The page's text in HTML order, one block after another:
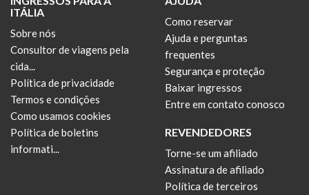
ITÁLIA
Sobre nós
Consultor de viagens pela
cida...
Política de privacidade
Termos e condições
Como usamos cookies
Política de boletins
informati...
Como reservar
Ajuda e perguntas
frequentes
Segurança e proteção
Baixar ingressos
Entre em contato conosco
REVENDEDORES
Torne-se um afiliado
Assinatura de afiliado
Política de terceiros